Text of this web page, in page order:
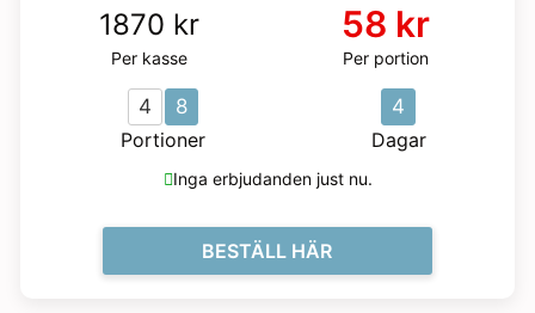
1870 kr
Per kasse
58 kr
Per portion
4
8
Portioner
4
Dagar
Inga erbjudanden just nu.
BESTÄLL HÄR